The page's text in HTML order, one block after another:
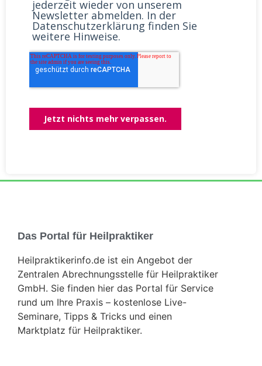
Das Portal für Heilpraktiker
Heilpraktikerinfo.de ist ein Angebot der
Zentralen Abrechnungsstelle für Heilpraktiker
GmbH. Sie finden hier das Portal für Service
rund um Ihre Praxis – kostenlose Live-
Seminare, Tipps & Tricks und einen
Marktplatz für Heilpraktiker.